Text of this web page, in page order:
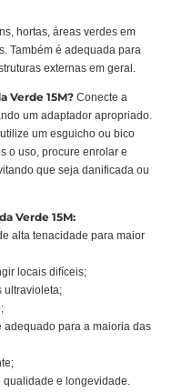
hortas, áreas verdes em
Também é adequada para
externas em geral.
Verde 15M? Conecte a
um adaptador apropriado.
um esguicho ou bico
o uso, procure enrolar e
que seja danificada ou
Verde 15M:
alta tenacidade para maior
locais difíceis;
ultravioleta;
adequado para a maioria das
qualidade e longevidade.